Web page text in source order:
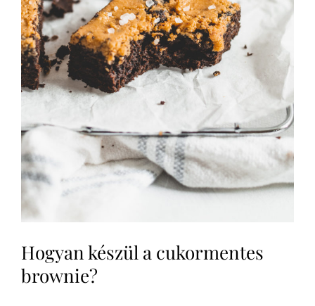
Hogyan készül a cukormentes
brownie?